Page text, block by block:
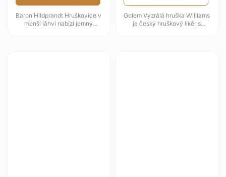
Baron Hildprandt Hruškovice v
menší láhvi nabízí jemný
Golem Vyzrálá hruška Williams
je český hruškový likér s